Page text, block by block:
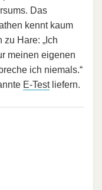
Das
kennt kaum
Hare: „Ich
meinen eigenen
ich niemals.“
E-Testliefern.